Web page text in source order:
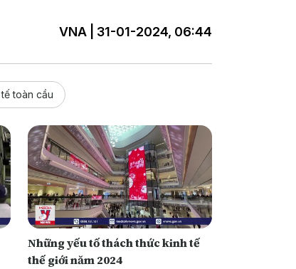
VNA | 31-01-2024, 06:44
toàn cầu
Những yếu tố thách thức kinh tế
thế giới năm 2024